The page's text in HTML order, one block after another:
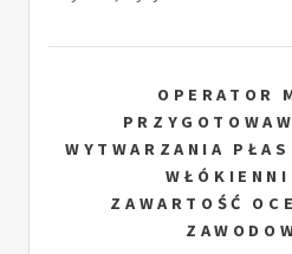
OPERATOR
WYTWARZANIA
ZAWARTOŚĆ